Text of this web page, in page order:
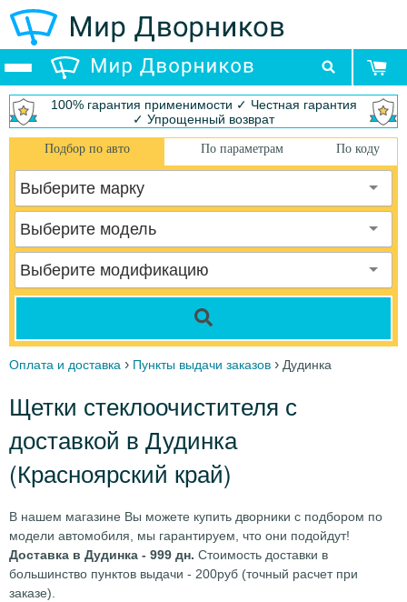
100% гарантия применимости ✓ Честная гарантия
✓ Упрощенный возврат
Подбор по авто По параметрам По коду
Выберите марку
Выберите модель
Выберите модификацию
Оплата и доставка › Пункты выдачи заказов › Дудинка
Щетки стеклоочистителя с
доставкой в Дудинка
(Красноярский край)
В нашем магазине Вы можете купить дворники с подбором по
модели автомобиля, мы гарантируем, что они подойдут!
Доставка в Дудинка - 999 дн. Стоимость доставки в
большинство пунктов выдачи - 200руб (точный расчет при
заказе).